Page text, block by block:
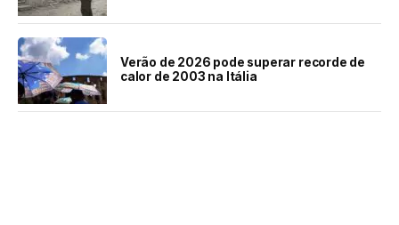
Verão de 2026 pode superar recorde de
calor de 2003 na Itália